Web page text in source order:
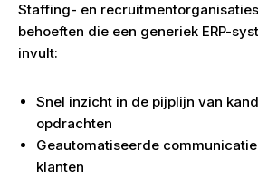
Staffing- en
behoeften die een generiek ERP-
invult:
Snel inzicht in de pijplijn van
opdrachten
Geautomatiseerde
klanten